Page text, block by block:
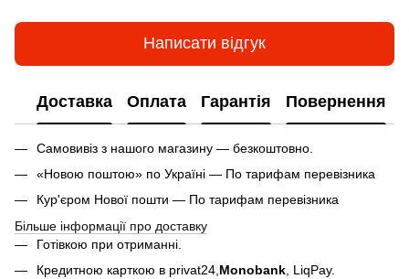
Написати відгук
Доставка Оплата Гарантія Повернення
Самовивіз з нашого магазину — безкоштовно.
«Новою поштою» по Україні — По тарифам перевізника
Кур'єром Нової пошти — По тарифам перевізника
Більше інформації про доставку
Готівкою при отриманні.
Кредитною карткою в privat24, Monobank LiqPay.